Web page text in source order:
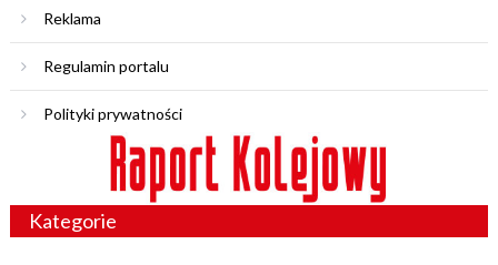
Reklama
Regulamin portalu
Polityki prywatności
Kategorie